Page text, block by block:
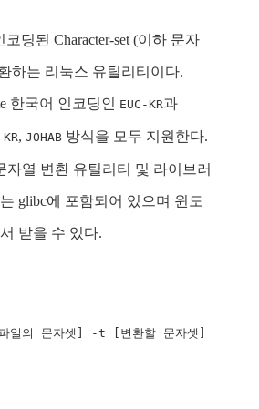
딩된 Character-set (이하 문자
하는 리눅스 유틸리티이다.
한국어 인코딩인 EUC-KR과
, JOHAB 방식을 모두 지원한다.
자열 변환 유틸리티 및 라이브러
glibc에 포함되어 있으며 윈도
받을 수 있다.
일의 문자셋 -t 변환할 문자셋